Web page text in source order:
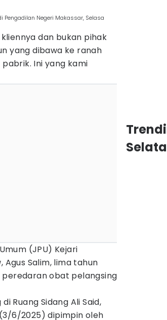
Negeri Makassar, Selasa
dan bukan pihak
yang dibawa ke ranah
Ini yang kami
(JPU) Kejari
Salim, lima tahun
peredaran obat pelangsing
Ruang Sidang Ali Said,
6/2025) dipimpin oleh